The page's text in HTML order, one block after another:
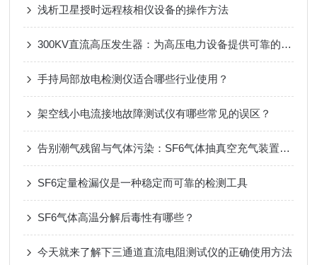
浅析卫星授时远程核相仪设备的操作方法
300KV直流高压发生器：为高压电力设备提供可靠的测试解决方案
手持局部放电检测仪适合哪些行业使用？
架空线小电流接地故障测试仪有哪些常见的误区？
告别潮气残留与气体污染：SF6气体抽真空充气装置靠多级过滤设计，实现高纯SF6气体安全充注
SF6定量检漏仪是一种稳定而可靠的检测工具
SF6气体高温分解后毒性有哪些？
今天就来了解下三通道直流电阻测试仪的正确使用方法